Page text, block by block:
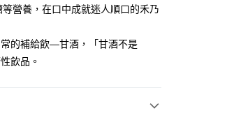
以上)免運費
上)免運費
營養，在口中成就迷人順口的禾乃
的補給飲—甘酒，「甘酒不是
飲品。